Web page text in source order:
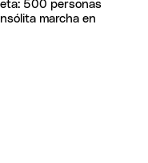
500 personas
marcha en